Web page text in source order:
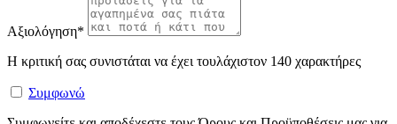
Αξιολόγηση*
Η κριτική σας συνιστάται να έχει τουλάχιστον 140 χαρακτήρες
Συμφωνώ